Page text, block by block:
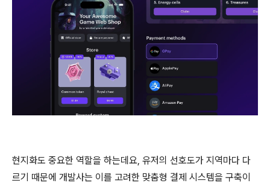
현지화도 중요한 역할을 하는데요, 유저의 선호도가 지역마다 다
르기 때문에 개발사는 이를 고려한 맞춤형 결제 시스템을 구축이